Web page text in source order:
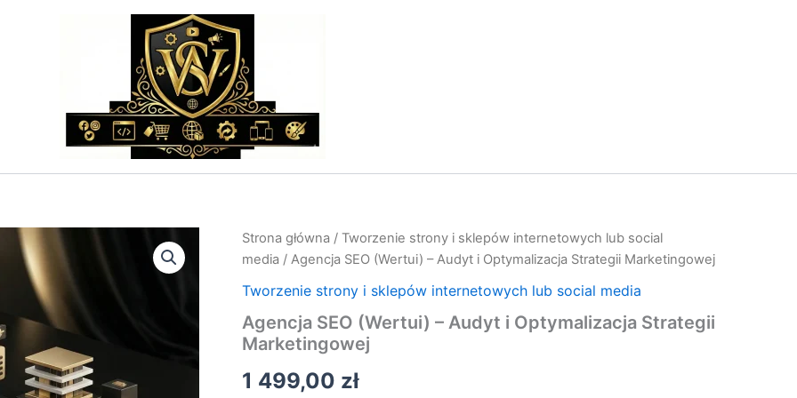
Strona główna / Tworzenie strony i sklepów internetowych lub social
media / Agencja SEO (Wertui) – Audyt i Optymalizacja Strategii Marketingowej
Tworzenie strony i sklepów internetowych lub social media
Agencja SEO (Wertui) – Audyt i Optymalizacja Strategii
Marketingowej
1 499,00 zł
ilość
Agencja
(Wertui)
Audyt
i
Optymalizacja
Strategii
Marketingowej